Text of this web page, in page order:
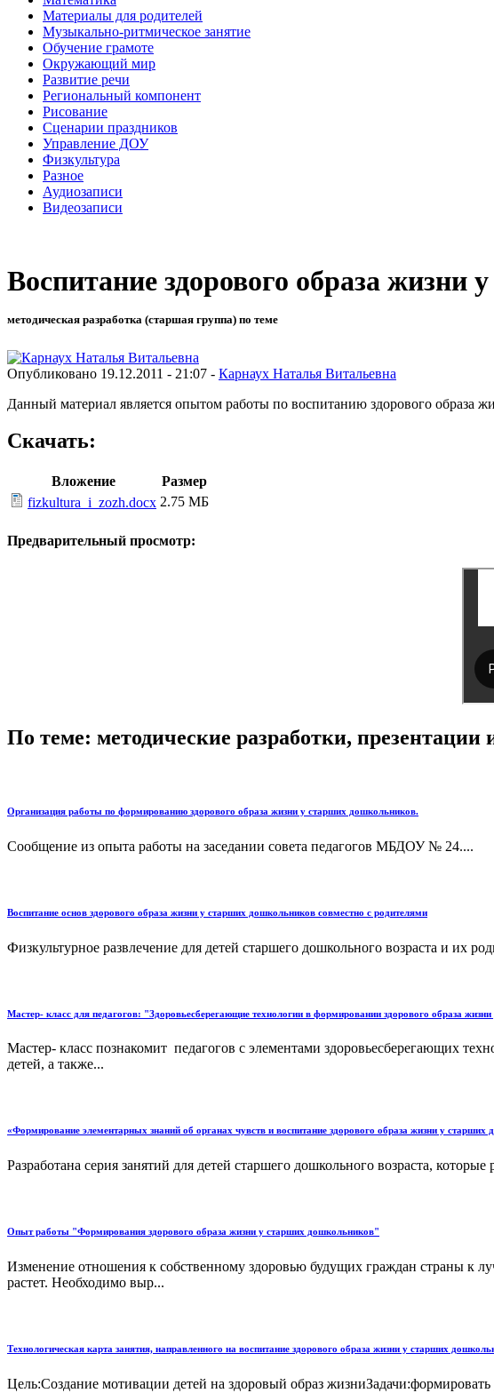
Материалы для родителей
Музыкально-ритмическое занятие
Обучение грамоте
Окружающий мир
Развитие речи
Региональный компонент
Рисование
Сценарии праздников
Управление ДОУ
Физкультура
Разное
Аудиозаписи
Видеозаписи
Воспитание здорового образа
методическая разработка (старшая группа) по теме
Опубликовано 19.12.2011 - 21:07 - Карнаух Наталья Витальевна
Данный материал является опытом работы по воспитанию здорового образа
Скачать:
Вложение
Размер
fizkultura_i_zozh.docx 2.75 МБ
Предварительный просмотр:
По теме: методические разработки, презентации
Организация работы по формированию здорового образа жизни у старших дошкольников.
Сообщение из опыта работы на заседании совета педагогов МБДОУ № 24....
Воспитание основ здорового образа жизни у старших дошкольников совместно с родителями
Физкультурное развлечение для детей старшего дошкольного возраста и их
Мастер- класс для педагогов: "Здоровьесберегающие технологии в формировании здорового образа
Мастер- класс познакомит педагогов с элементами здоровьесберегающих
детей, а также...
«Формирование элементарных знаний об органах чувств и воспитание здорового образа жизни у старших
Разработана серия занятий для детей старшего дошкольного возраста,
Опыт работы "Формирования здорового образа жизни у старших дошкольников"
Изменение отношения к собственному здоровью будущих граждан страны к
растет. Необходимо выр...
Технологическая карта занятия, направленного на воспитание здорового образа жизни у старших
Цель:Создание мотивации детей на здоровый образ